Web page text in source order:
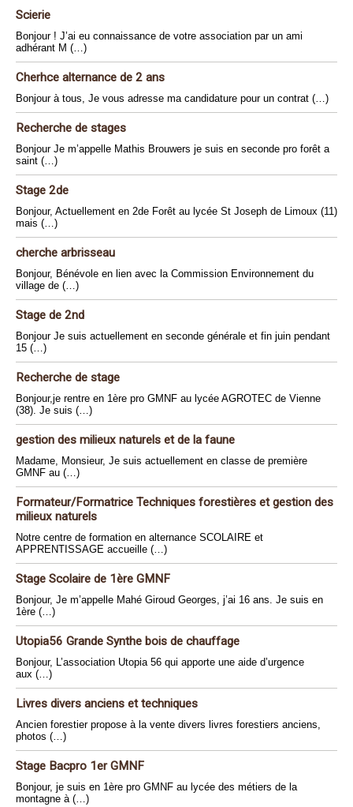
Scierie
Bonjour ! J’ai eu connaissance de votre association par un ami
adhérant M (…)
Cherhce alternance de 2 ans
Bonjour à tous, Je vous adresse ma candidature pour un contrat (…)
Recherche de stages
Bonjour Je m’appelle Mathis Brouwers je suis en seconde pro forêt a
saint (…)
Stage 2de
Bonjour, Actuellement en 2de Forêt au lycée St Joseph de Limoux (11)
mais (…)
cherche arbrisseau
Bonjour, Bénévole en lien avec la Commission Environnement du
village de (…)
Stage de 2nd
Bonjour Je suis actuellement en seconde générale et fin juin pendant
15 (…)
Recherche de stage
Bonjour,je rentre en 1ère pro GMNF au lycée AGROTEC de Vienne
(38). Je suis (…)
gestion des milieux naturels et de la faune
Madame, Monsieur, Je suis actuellement en classe de première
GMNF au (…)
Formateur/Formatrice Techniques forestières et gestion des
milieux naturels
Notre centre de formation en alternance SCOLAIRE et
APPRENTISSAGE accueille (…)
Stage Scolaire de 1ère GMNF
Bonjour, Je m’appelle Mahé Giroud Georges, j’ai 16 ans. Je suis en
1ère (…)
Utopia56 Grande Synthe bois de chauffage
Bonjour, L’association Utopia 56 qui apporte une aide d’urgence
aux (…)
Livres divers anciens et techniques
Ancien forestier propose à la vente divers livres forestiers anciens,
photos (…)
Stage Bacpro 1er GMNF
Bonjour, je suis en 1ère pro GMNF au lycée des métiers de la
montagne à (…)